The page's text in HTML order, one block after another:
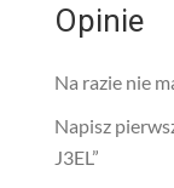
Opinie
Na razie nie
Napisz
J3EL”